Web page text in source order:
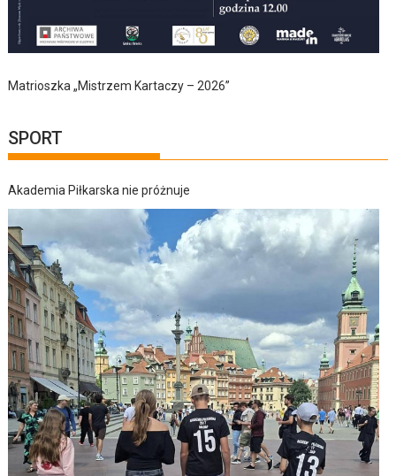
Matrioszka „Mistrzem Kartaczy – 2026”
SPORT
Akademia Piłkarska nie próżnuje